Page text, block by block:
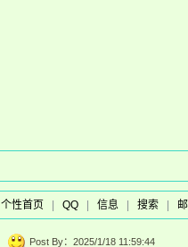
个性首页 QQ 信息 搜索
Post By：2025/1/18 11:59:44